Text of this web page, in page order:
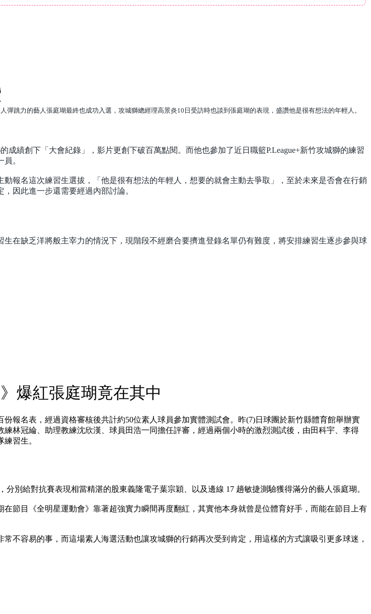
跳力的藝人張庭瑚最終也成功入選，攻城獅總經理高景炎10日受訪時也談到張庭瑚的表現，盛讚他是很有想法的年輕人。
績創下「大會紀錄」，影片更創下破百萬點閱。而他也參加了近日職籃P.League+新竹攻城獅的練習
。
報名這次練習生選拔，「他是很有想法的年輕人，想要的就會主動去爭取」，至於未來是否會在行銷
因此進一步還需要經過內部討論。
在缺乏洋將般主宰力的情況下，現階段不經磨合要擠進登錄名單仍有難度，將安排練習生逐步參與球
爆紅張庭瑚竟在其中
報名表，經過資格審核後共計約50位素人球員參加實體測試會。昨(7)日球團於新竹縣體育館舉辦實
林冠綸、助理教練沈欣漢、球員田浩一同擔任評審，經過兩個小時的激烈測試後，由田科宇、李得
習生。
別給對抗賽表現相當精湛的股東義隆電子葉宗穎、以及邊線 17 趟敏捷測驗獲得滿分的藝人張庭瑚。
節目《全明星運動會》靠著超強實力瞬間再度翻紅，其實他本身就曾是位體育好手，而能在節目上有
不容易的事，而這場素人海選活動也讓攻城獅的行銷再次受到肯定，用這樣的方式讓吸引更多球迷，